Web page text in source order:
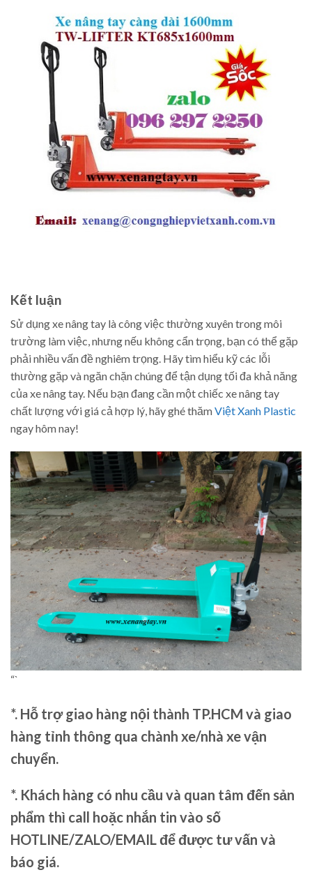
Kết luận
Sử dụng xe nâng tay là công việc thường xuyên trong môi
trường làm việc, nhưng nếu không cẩn trọng, bạn có thể gặp
phải nhiều vấn đề nghiêm trọng. Hãy tìm hiểu kỹ các lỗi
thường gặp và ngăn chặn chúng để tận dụng tối đa khả năng
của xe nâng tay. Nếu bạn đang cần một chiếc xe nâng tay
chất lượng với giá cả hợp lý, hãy ghé thămViệt Xanh Plastic
ngay hôm nay!
“`
*. Hỗ trợ giao hàng nội thành TP.HCM và giao
hàng tỉnh thông qua chành xe/nhà xe vận
chuyển.
*. Khách hàng có nhu cầu và quan tâm đến sản
phẩm thì call hoặc nhắn tin vào số
HOTLINE/ZALO/EMAIL để được tư vấn và
báo giá.